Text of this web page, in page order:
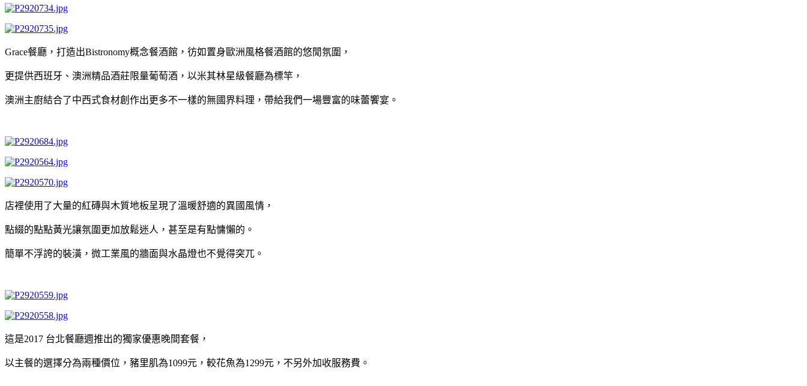
Grace餐廳，打造出Bistronomy概念餐酒館，彷如置身歐洲風格餐酒館的悠閒氛圍，
更提供西班牙、澳洲精品酒莊限量葡萄酒，以米其林星級餐廳為標竿，
澳洲主廚結合了中西式食材創作出更多不一樣的無國界料理，帶給我們一場豐富的味蕾饗宴。
店裡使用了大量的紅磚與木質地板呈現了溫暖舒適的異國風情，
點綴的點點黃光讓氛圍更加放鬆迷人，甚至是有點慵懶的。
簡單不浮誇的裝潢，微工業風的牆面與水晶燈也不覺得突兀。
這是2017 台北餐廳週推出的獨家優惠晚間套餐，
以主餐的選擇分為兩種價位，豬里肌為1099元，較花魚為1299元，不另外加收服務費。